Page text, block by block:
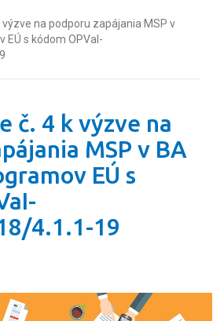
na podporu zapájania MSP v
EÚ s kódom OPVaI-
č. 4 k výzve na
MSP v BA
EÚ s
4.1.1-19